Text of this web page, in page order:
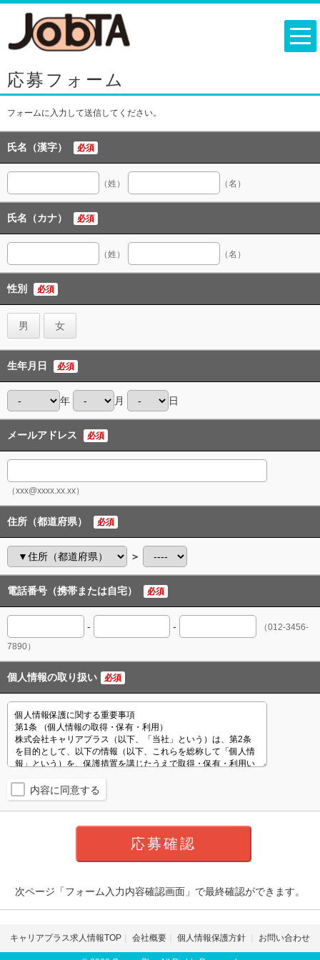
応募フォーム
フォームに入力して送信してください。
氏名（漢字） 必須
（姓） （名）
氏名（カナ） 必須
（姓） （名）
性別 必須
男 女
生年月日 必須
年 月 日
メールアドレス 必須
（xxx@xxxx.xx.xx）
住所（都道府県） 必須
＞
電話番号（携帯または自宅） 必須
- -
（012-3456-
7890）
個人情報の取り扱い 必須
内容に同意する
次ページ「フォーム入力内容確認画面」で最終確認ができます。
キャリアプラス求人情報TOP 会社概要 個人情報保護方針 お問い合わせ